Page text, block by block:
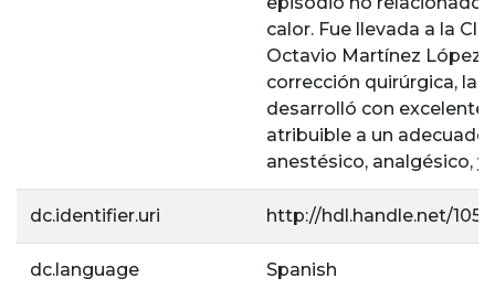
calor. Fue llevada a la
Octavio Martínez López
corrección quirúrgica, la
desarrolló con excelente
atribuible a un adecuado
anestésico, analgésico, y
dc.identifier.uri http://hdl.handle.net/
dc.language Spanish